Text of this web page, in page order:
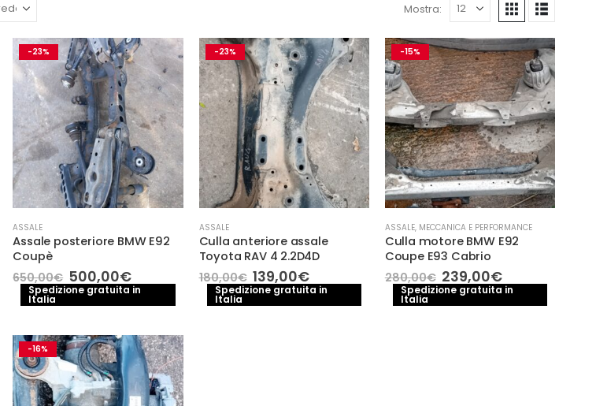
Mostra:
-23%
ASSALE
Assale posteriore BMW E92
Coupè
650,00€ Il
prezzo
originale
650,00€.
500,00€Il
prezzo
attuale
500,00€.
Spedizione gratuita in
Italia
-23%
ASSALE
Culla anteriore assale
Toyota RAV 4 2.2D4D
180,00€ Il
prezzo
originale
139,00€Il
prezzo
attuale
Spedizione gratuita in
Italia
-15%
ASSALE, MECCANICA E PERFORMANCE
Culla motore BMW E92
Coupe E93 Cabrio
280,00€ Il
prezzo
originale
239,00€Il
prezzo
attuale
Spedizione gratuita in
Italia
-16%